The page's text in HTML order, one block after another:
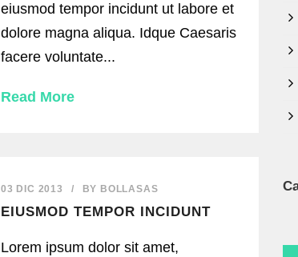
eiusmod tempor incidunt ut labore et
dolore magna aliqua. Idque Caesaris
facere voluntate...
Read More
03 DIC 2013 / BY BOLLASAS
EIUSMOD TEMPOR INCIDUNT
Lorem ipsum dolor sit amet,